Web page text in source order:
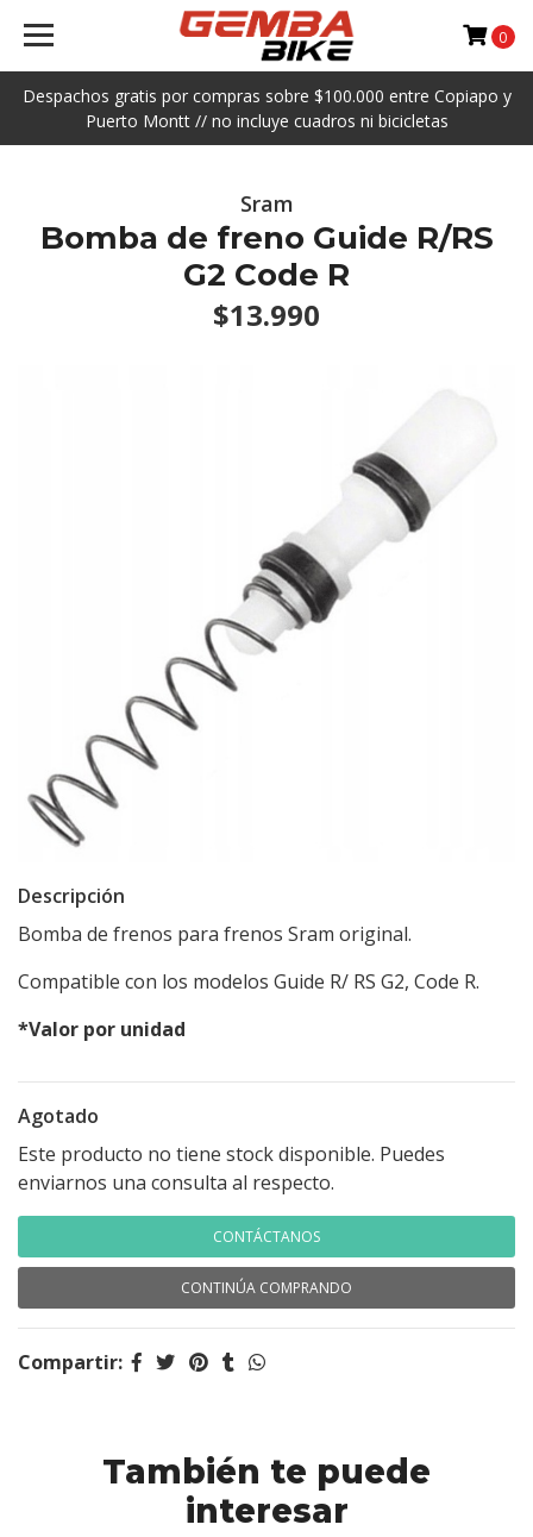
Despachos gratis por compras sobre $100.000 entre Copiapo y
Puerto Montt // no incluye cuadros ni bicicletas
0
Sram
Bomba de freno Guide R/RS
G2 Code R
$13.990
Descripción
Bomba de frenos para frenos Sram original.
Compatible con los modelos Guide R/ RS G2, Code R.
*Valor por unidad
Agotado
Este producto no tiene stock disponible. Puedes
enviarnos una consulta al respecto.
CONTÁCTANOS
CONTINÚA COMPRANDO
Compartir:
También te puede
interesar